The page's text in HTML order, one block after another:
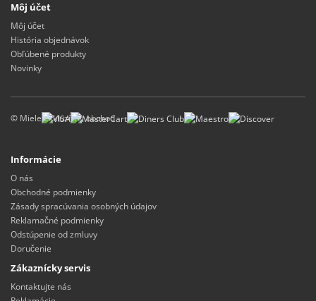
Môj účet
Môj účet
História objednávok
Obľúbené produkty
Novinky
© Miele exkluzívny obchod
Informácie
O nás
Obchodné podmienky
Zásady spracúvania osobných údajov
Reklamačné podmienky
Odstúpenie od zmluvy
Doručenie
Zákaznícky servis
Kontaktujte nás